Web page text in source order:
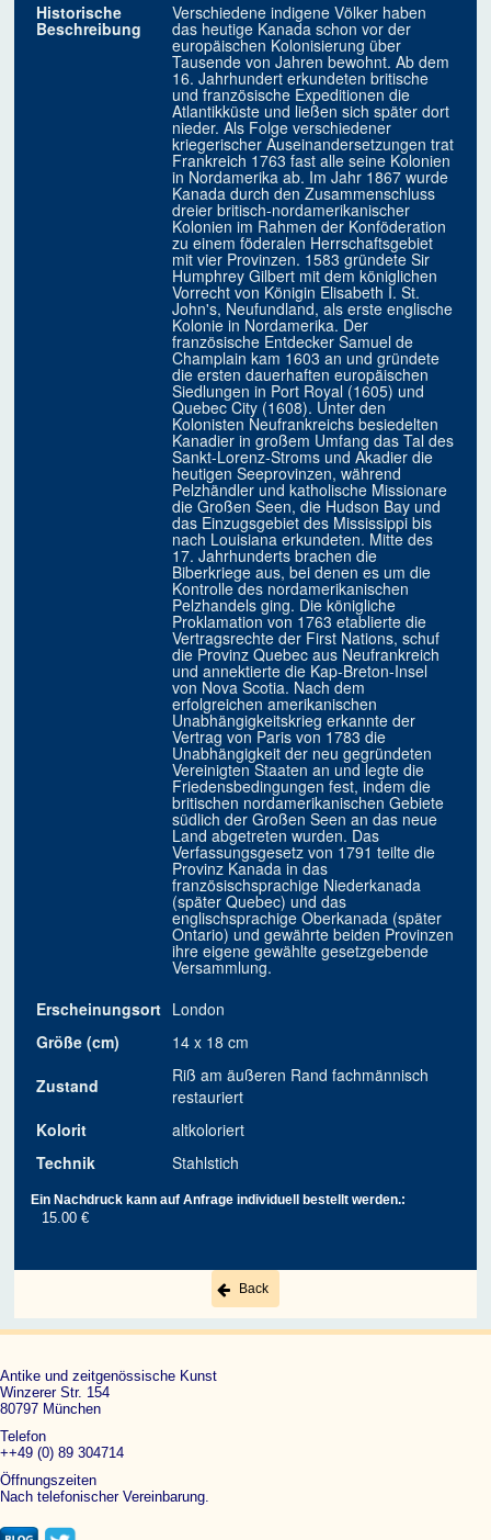
Historische
Beschreibung
Verschiedene indigene Völker haben
das heutige Kanada schon vor der
europäischen Kolonisierung über
Tausende von Jahren bewohnt. Ab dem
16. Jahrhundert erkundeten britische
und französische Expeditionen die
Atlantikküste und ließen sich später dort
nieder. Als Folge verschiedener
kriegerischer Auseinandersetzungen trat
Frankreich 1763 fast alle seine Kolonien
in Nordamerika ab. Im Jahr 1867 wurde
Kanada durch den Zusammenschluss
dreier britisch-nordamerikanischer
Kolonien im Rahmen der Konföderation
zu einem föderalen Herrschaftsgebiet
mit vier Provinzen. 1583 gründete Sir
Humphrey Gilbert mit dem königlichen
Vorrecht von Königin Elisabeth I. St.
John's, Neufundland, als erste englische
Kolonie in Nordamerika. Der
französische Entdecker Samuel de
Champlain kam 1603 an und gründete
die ersten dauerhaften europäischen
Siedlungen in Port Royal (1605) und
Quebec City (1608). Unter den
Kolonisten Neufrankreichs besiedelten
Kanadier in großem Umfang das Tal des
Sankt-Lorenz-Stroms und Akadier die
heutigen Seeprovinzen, während
Pelzhändler und katholische Missionare
die Großen Seen, die Hudson Bay und
das Einzugsgebiet des Mississippi bis
nach Louisiana erkundeten. Mitte des
17. Jahrhunderts brachen die
Biberkriege aus, bei denen es um die
Kontrolle des nordamerikanischen
Pelzhandels ging. Die königliche
Proklamation von 1763 etablierte die
Vertragsrechte der First Nations, schuf
die Provinz Quebec aus Neufrankreich
und annektierte die Kap-Breton-Insel
von Nova Scotia. Nach dem
erfolgreichen amerikanischen
Unabhängigkeitskrieg erkannte der
Vertrag von Paris von 1783 die
Unabhängigkeit der neu gegründeten
Vereinigten Staaten an und legte die
Friedensbedingungen fest, indem die
britischen nordamerikanischen Gebiete
südlich der Großen Seen an das neue
Land abgetreten wurden. Das
Verfassungsgesetz von 1791 teilte die
Provinz Kanada in das
französischsprachige Niederkanada
(später Quebec) und das
englischsprachige Oberkanada (später
Ontario) und gewährte beiden Provinzen
ihre eigene gewählte gesetzgebende
Versammlung.
Erscheinungsort London
Größe (cm)
14 x 18 cm
Zustand
Riß am äußeren Rand fachmännisch
restauriert
Kolorit
altkoloriert
Technik
Stahlstich
Ein Nachdruck kann auf Anfrage individuell bestellt werden.:
15.00 €
Back
Antike und zeitgenössische Kunst
Winzerer Str. 154
80797 München
Telefon
++49 (0) 89 304714
Öffnungszeiten
Nach telefonischer Vereinbarung.